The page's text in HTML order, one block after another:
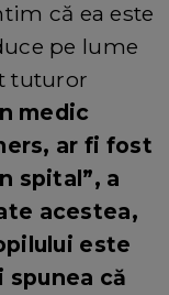
că ea este
pe lume
tuturor
medic
ar fi fost
spital”, a
acestea,
este
că